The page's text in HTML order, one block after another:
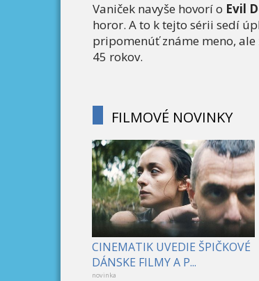
Vaniček navyše hovorí o Evil
horor. A to k tejto sérii sedí
pripomenúť známe meno,
45 rokov.
FILMOVÉ NOVINKY
CINEMATIK UVEDIE ŠPIČKOVÉ
DÁNSKE FILMY A P...
novinka